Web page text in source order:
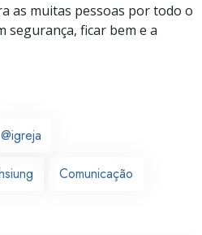
as muitas pessoas por todo o
segurança, ficar bem e a
@igreja
Comunicação